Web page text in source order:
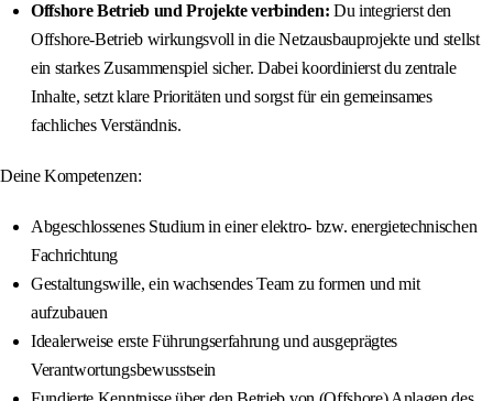
Offshore Betrieb und Projekte verbinden: Du integrierst den
Offshore‐Betrieb wirkungsvoll in die Netzausbauprojekte und stellst
ein starkes Zusammenspiel sicher. Dabei koordinierst du zentrale
Inhalte, setzt klare Prioritäten und sorgst für ein gemeinsames
fachliches Verständnis.
Deine Kompetenzen:
Abgeschlossenes Studium in einer elektro- bzw. energietechnischen
Fachrichtung
Gestaltungswille, ein wachsendes Team zu formen und mit
aufzubauen
Idealerweise erste Führungserfahrung und ausgeprägtes
Verantwortungsbewusstsein